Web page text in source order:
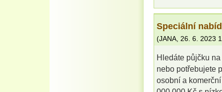
Speciální
(JANA 26. 6. 2023
Hledáte půjčku
nebo potřebujete
osobní a